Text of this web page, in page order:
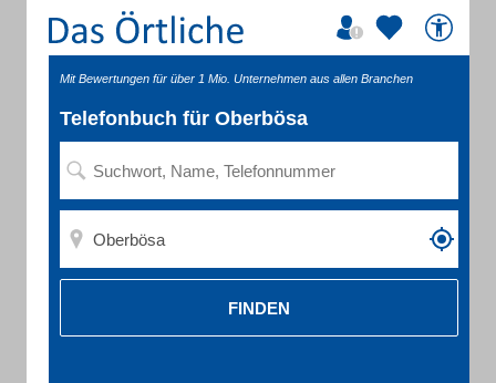
Mit Bewertungen für über 1 Mio. Unternehmen aus allen Branchen
Telefonbuch für Oberbösa
FINDEN